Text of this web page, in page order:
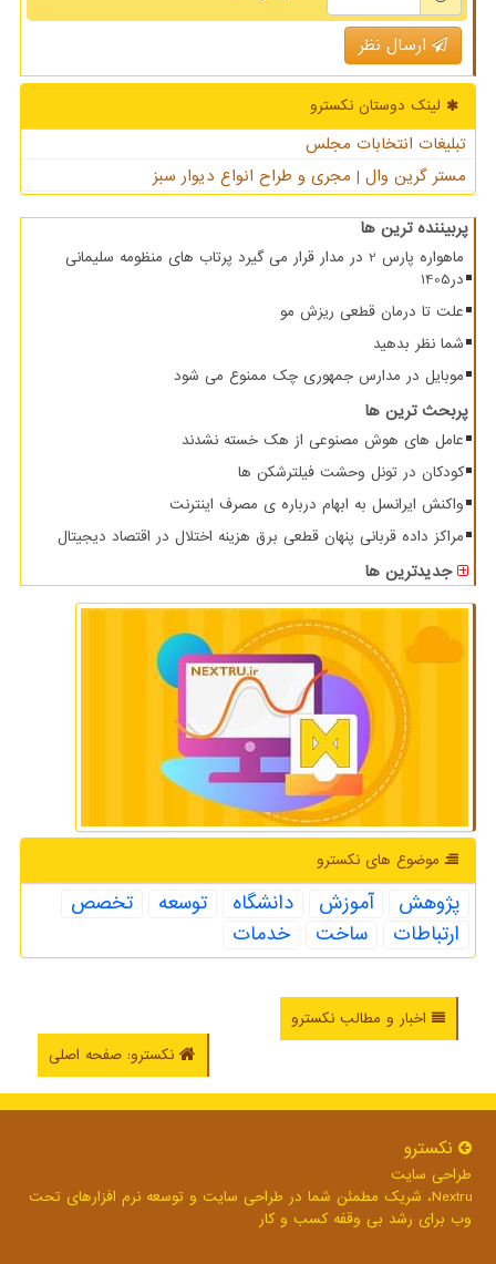
ارسال نظر
لینک دوستان نكسترو
تبلیغات انتخابات مجلس
مستر گرین وال | مجری و طراح انواع دیوار سبز
پربیننده ترین ها
ماهواره پارس 2 در مدار قرار می گیرد پرتاب های منظومه سلیمانی
در1405
علت تا درمان قطعی ریزش مو
شما نظر بدهید
موبایل در مدارس جمهوری چک ممنوع می شود
پربحث ترین ها
عامل های هوش مصنوعی از هک خسته نشدند
کودکان در تونل وحشت فیلترشکن ها
واکنش ایرانسل به ابهام درباره ی مصرف اینترنت
مراکز داده قربانی پنهان قطعی برق هزینه اختلال در اقتصاد دیجیتال
جدیدترین ها
موضوع های نكسترو
پژوهش آموزش دانشگاه توسعه
تخصص
ارتباطات
ساخت خدمات
اخبار و مطالب نکسترو
نکسترو: صفحه اصلی
نكسترو
طراحی سایت
Nextru، شریک مطمئن شما در طراحی سایت و توسعه نرم افزارهای تحت
وب برای رشد بی وقفه کسب و کار